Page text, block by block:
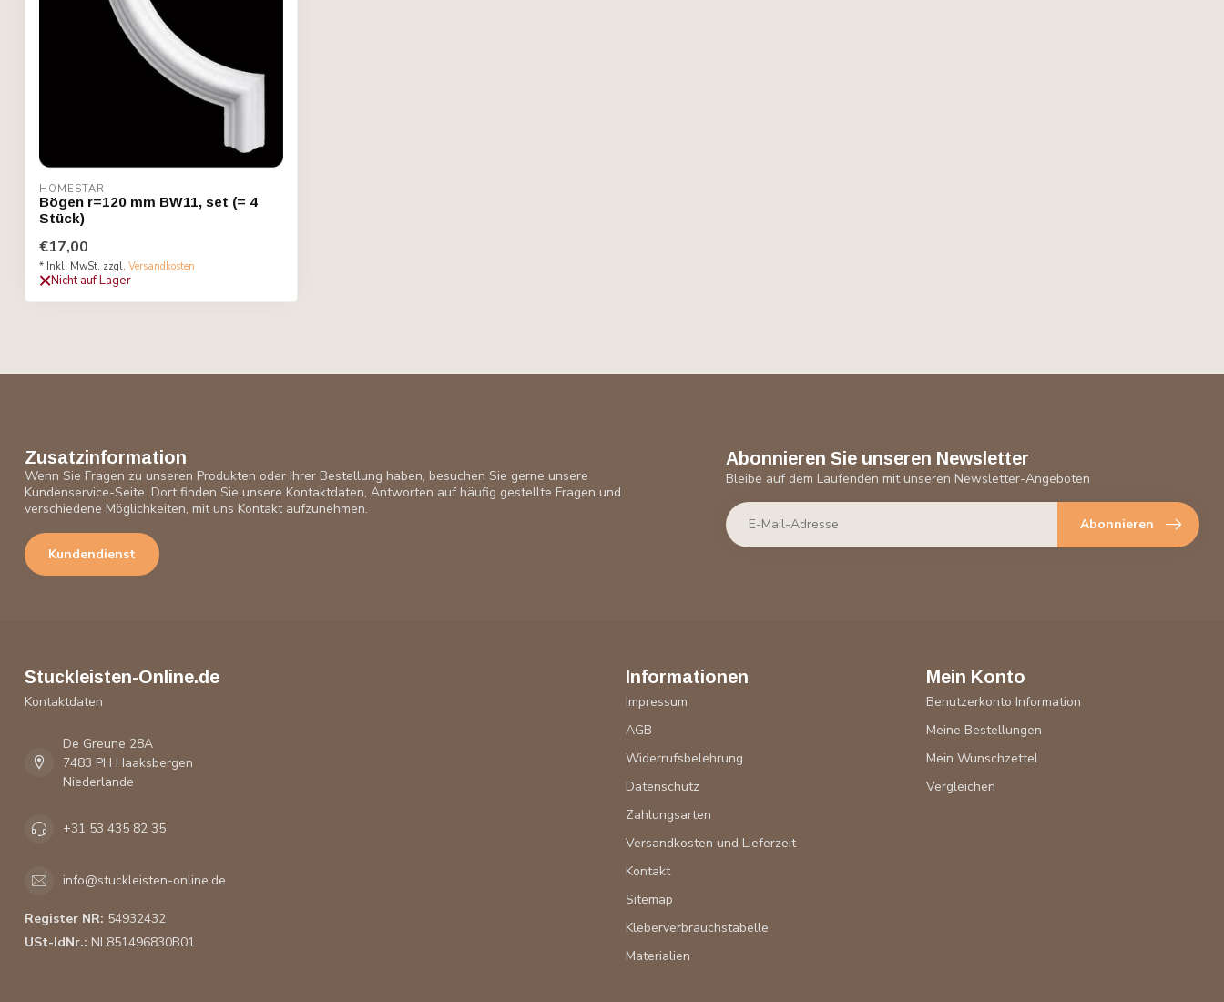
HOMESTAR
Bögen r=120 mm BW11, set (= 4
Stück)
€17,00
* Inkl. MwSt. zzgl. Versandkosten
Nicht auf Lager
Zusatzinformation
Wenn Sie Fragen zu unseren Produkten oder Ihrer Bestellung haben, besuchen Sie gerne unsere
Kundenservice-Seite. Dort finden Sie unsere Kontaktdaten, Antworten auf häufig gestellte Fragen und
verschiedene Möglichkeiten, mit uns Kontakt aufzunehmen.
Kundendienst
Abonnieren Sie unseren Newsletter
Bleibe auf dem Laufenden mit unseren Newsletter-Angeboten
Abonnieren
Stuckleisten-Online.de
Kontaktdaten
De Greune 28A
7483 PH Haaksbergen
Niederlande
+31 53 435 82 35
info@stuckleisten-online.de
Register NR: 54932432
USt-IdNr.: NL851496830B01
Informationen
Impressum
AGB
Widerrufsbelehrung
Datenschutz
Zahlungsarten
Versandkosten und Lieferzeit
Kontakt
Sitemap
Kleberverbrauchstabelle
Materialien
Mein Konto
Benutzerkonto Information
Meine Bestellungen
Mein Wunschzettel
Vergleichen